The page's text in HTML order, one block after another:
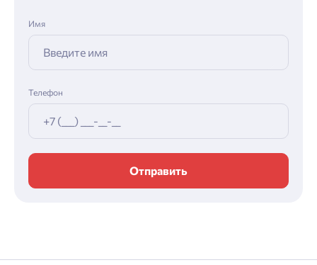
Имя
Телефон
Отправить